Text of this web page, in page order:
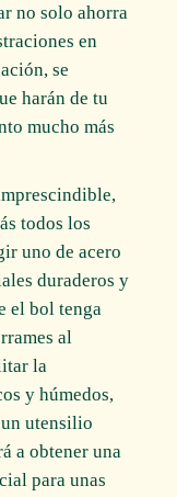
no solo ahorra
en
se
harán de tu
mucho más
todos los
uno de acero
duraderos y
el bol tenga
al
la
y húmedos,
utensilio
a obtener una
para unas